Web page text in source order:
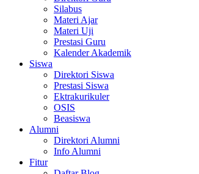
Silabus
Materi Ajar
Materi Uji
Prestasi Guru
Kalender Akademik
Siswa
Direktori Siswa
Prestasi Siswa
Ektrakurikuler
OSIS
Beasiswa
Alumni
Direktori Alumni
Info Alumni
Fitur